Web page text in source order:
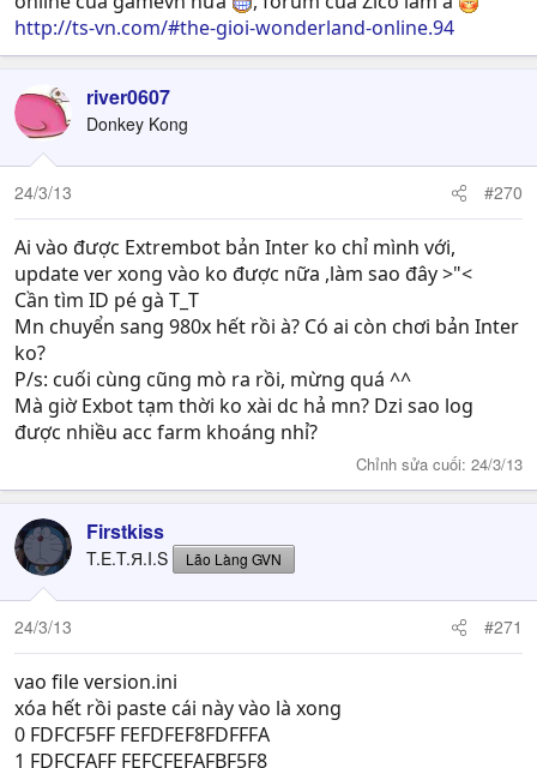
http://ts-vn.com/#the-gioi-wonderland-online.94
river0607
Donkey Kong
24/3/13 #270
Ai vào được Extrembot bản Inter ko chỉ mình với,
update ver xong vào ko được nữa ,làm sao đây >"<
Cần tìm ID pé gà T_T
Mn chuyển sang 980x hết rồi à? Có ai còn chơi bản Inter
ko?
P/s: cuối cùng cũng mò ra rồi, mừng quá ^^
Mà giờ Exbot tạm thời ko xài dc hả mn? Dzi sao log
được nhiều acc farm khoáng nhỉ?
Chỉnh sửa cuối: 24/3/13
Firstkiss
T.E.T.Я.I.S Lão Làng GVN
24/3/13 #271
vao file version.ini
xóa hết rồi paste cái này vào là xong
0 FDFCF5FF FEFDFEF8FDFFFA
1 FDFCFAFF FEFCFEFAFBF5F8